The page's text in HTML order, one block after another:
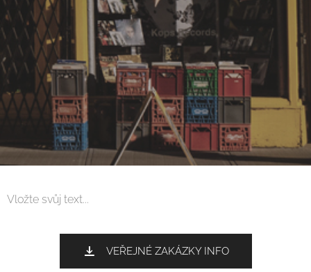
Vložte svůj text...
VEŘEJNÉ ZAKÁZKY INFO